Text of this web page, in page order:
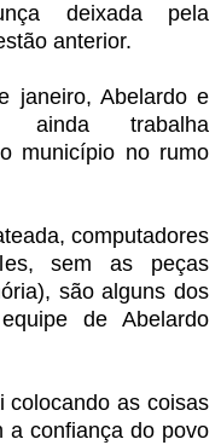
deixada pela
anterior.
janeiro, Abelardo e
ainda trabalha
município no rumo
computadores
sem as peças
são alguns dos
de Abelardo
colocando as coisas
a confiança do povo